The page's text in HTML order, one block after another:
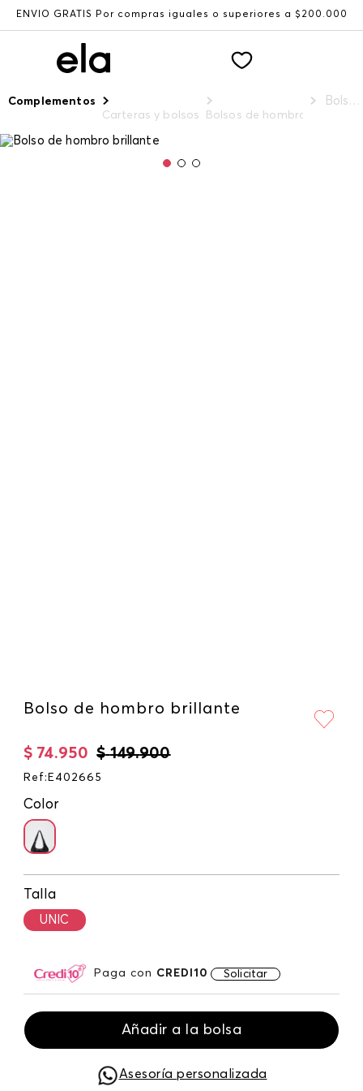
ENVÍO GRATIS Por compras iguales o superiores a $200.000
Complementos
Carteras y bolsos
Bolsos de hombro
Bolso de hombro brillante
Bolso de hombro brillante
$ 149.900
$ 74.950
Ref : E402665
Color
Talla
UNIC
Paga con CREDI10 Solicitar
Añadir a la bolsa
Asesoría personalizada